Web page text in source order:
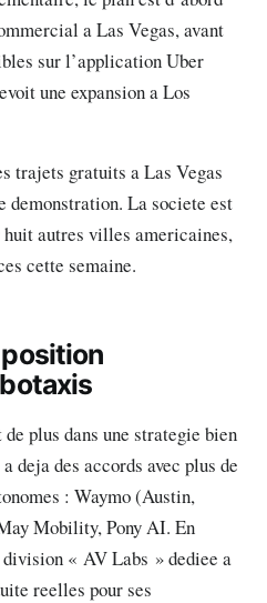
a Las Vegas, avant
sur l’application Uber
une expansion a Los
trajets gratuits a Las Vegas
demonstration. La societe est
autres villes americaines,
cette semaine.
plus dans une strategie bien
deja des accords avec plus de
: Waymo (Austin,
Mobility, Pony AI. En
« AV Labs » dediee a
reelles pour ses